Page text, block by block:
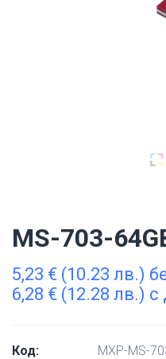
MS-703-
5,23 € (10.23 лв.)
6,28 € (12.28 лв.)
Код:
MXP-MS-